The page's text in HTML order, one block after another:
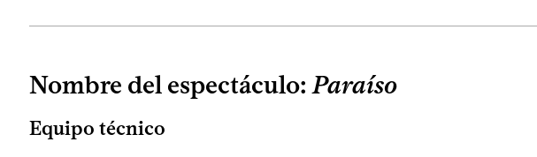
Nombre del espectáculo: Paraíso
Equipo técnico